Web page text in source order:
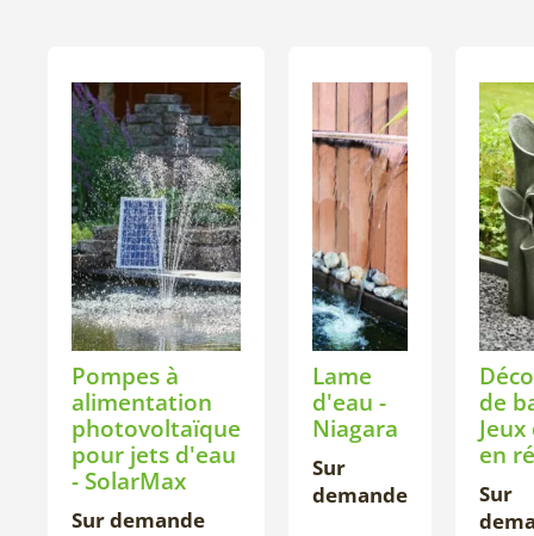
Pompes à
alimentation
photovoltaïque
pour jets d'eau
- SolarMax
Sur demande
Lame
d'eau -
Niagara
Sur
demande
de
en
Sur